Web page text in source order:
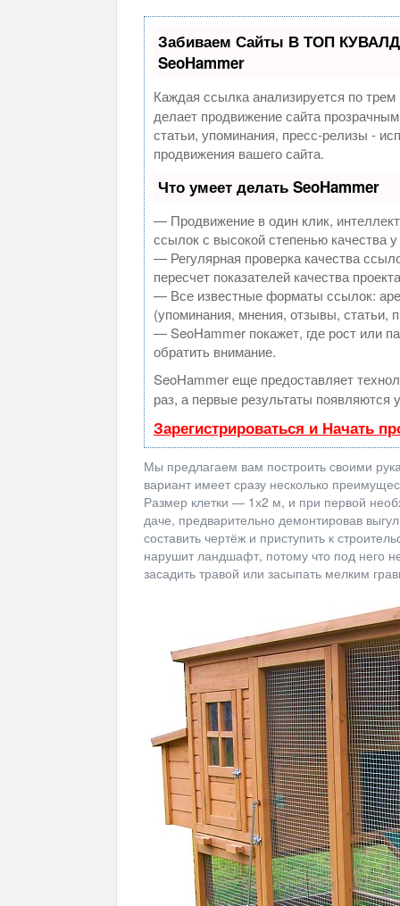
Забиваем Сайты В ТОП
SeoHammer
Каждая ссылка анализируется по
делает продвижение сайта
статьи, упоминания, пресс-релизы -
продвижения вашего сайта.
Что умеет делать SeoHammer
— Продвижение в один клик,
ссылок с высокой степенью качества
— Регулярная проверка качества
пересчет показателей качества
— Все известные форматы ссылок:
(упоминания, мнения, отзывы, статьи,
— SeoHammer покажет, где рост или
обратить внимание.
SeoHammer еще предоставляет
раз, а первые результаты появляются
Зарегистрироваться и Начать
Мы предлагаем вам построить своими
вариант имеет сразу несколько
Размер клетки — 1х2 м, и при первой
даче, предварительно демонтировав
составить чертёж и приступить к
нарушит ландшафт, потому что под него
засадить травой или засыпать мелким